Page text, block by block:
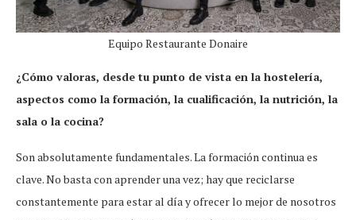
Equipo Restaurante Donaire
¿Cómo valoras, desde tu punto de vista en la hostelería,
aspectos como la formación, la cualificación, la nutrición, la
sala o la cocina?
Son absolutamente fundamentales. La formación continua es
clave. No basta con aprender una vez; hay que reciclarse
constantemente para estar al día y ofrecer lo mejor de nosotros